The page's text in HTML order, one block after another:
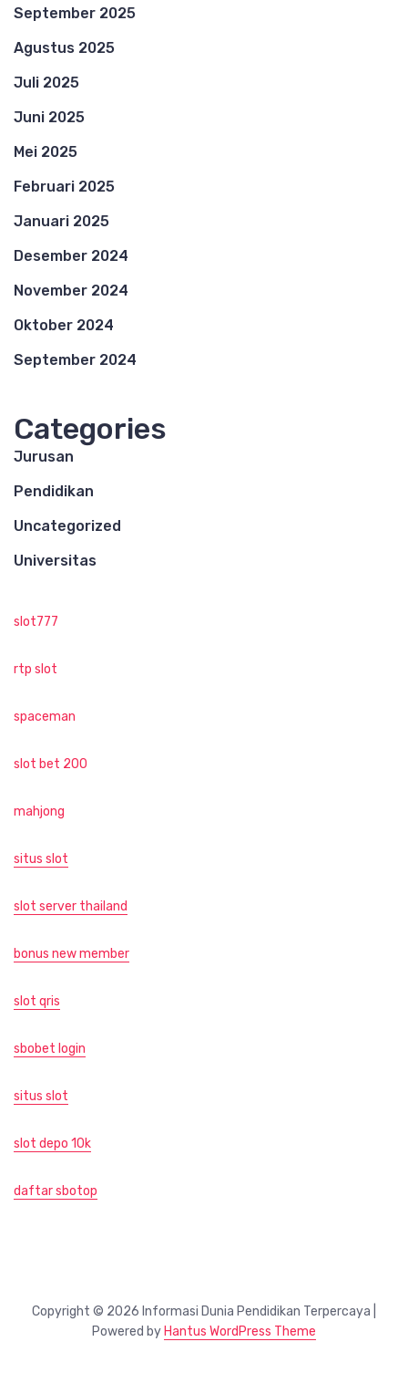
September 2025
Agustus 2025
Juli 2025
Juni 2025
Mei 2025
Februari 2025
Januari 2025
Desember 2024
November 2024
Oktober 2024
September 2024
Categories
Jurusan
Pendidikan
Uncategorized
Universitas
slot777
rtp slot
spaceman
slot bet 200
mahjong
situs slot
slot server thailand
bonus new member
slot qris
sbobet login
situs slot
slot depo 10k
daftar sbotop
Copyright © 2026 Informasi Dunia Pendidikan Terpercaya |
Powered by Hantus WordPress Theme